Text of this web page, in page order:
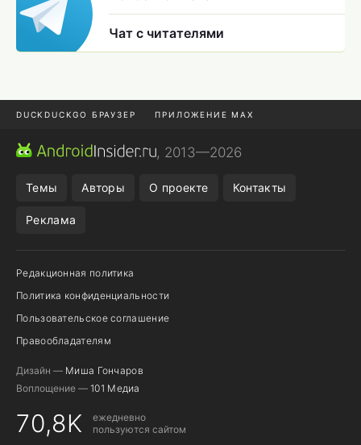
Чат с читателями
DUCKDUCKGO БРАУЗЕР ПРИЛОЖЕНИЕ MAX
ПРИЛОЖЕНИЯ ANDROID
, 2013—2026
Темы Авторы О проекте Контакты
Реклама
Редакционная политика
Политика конфиденциальности
Пользовательское соглашение
Правообладателям
Дизайн — Миша Гончаров
Воплощение — 101 Медиа
70,8K
ежедневно
пользуются сайтом